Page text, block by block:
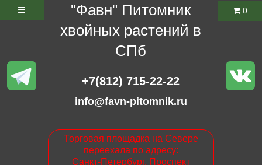
"Фавн" Питомник
хвойных растений в
СПб
+7(812) 715-22-22
info@favn-pitomnik.ru
Торговая площадка на Севере
переехала по адресу:
Санкт-Петербург. Проспект
0